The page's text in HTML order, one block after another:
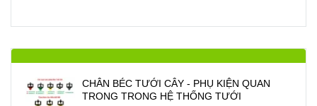
CHÂN BÉC TƯỚI CÂY - PHỤ KIỆN QUAN
TRONG TRONG HỆ THỐNG TƯỚI